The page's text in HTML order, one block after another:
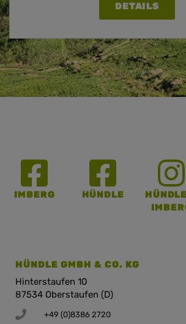
DETAILS
IMBERG HÜNDLE
HÜNDLE GMBH & CO. KG
Hinterstaufen 10
87534 Oberstaufen (D)
+49 (0)8386 2720